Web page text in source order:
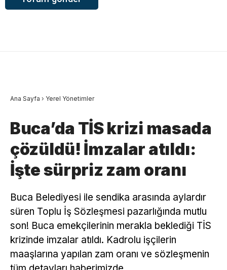
Ana Sayfa › Yerel Yönetimler
Buca’da TİS krizi masada
çözüldü! İmzalar atıldı:
İşte sürpriz zam oranı
Buca Belediyesi ile sendika arasında aylardır
süren Toplu İş Sözleşmesi pazarlığında mutlu
son! Buca emekçilerinin merakla beklediği TİS
krizinde imzalar atıldı. Kadrolu işçilerin
maaşlarına yapılan zam oranı ve sözleşmenin